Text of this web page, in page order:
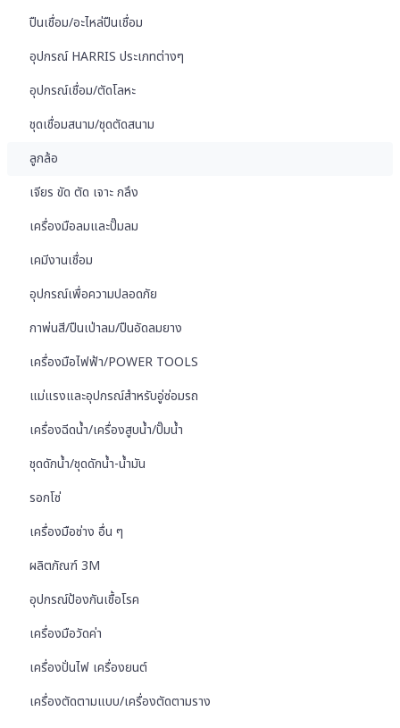
ปืนเชื่อม/อะไหล่ปืนเชื่อม
อุปกรณ์ HARRIS ประเภทต่างๆ
อุปกรณ์เชื่อม/ตัดโลหะ
ชุดเชื่อมสนาม/ชุดตัดสนาม
ลูกล้อ
เจียร ขัด ตัด เจาะ กลึง
เครื่องมือลมและปั๊มลม
เคมีงานเชื่อม
อุปกรณ์เพื่อความปลอดภัย
กาพ่นสี/ปืนเป่าลม/ปืนอัดลมยาง
เครื่องมือไฟฟ้า/POWER TOOLS
แม่แรงและอุปกรณ์สำหรับอู่ซ่อมรถ
เครื่องฉีดน้ำ/เครื่องสูบน้ำ/ปั๊มน้ำ
ชุดดักน้ำ/ชุดดักน้ำ-น้ำมัน
รอกโซ่
เครื่องมือช่าง อื่น ๆ
ผลิตภัณฑ์ 3M
อุปกรณ์ป้องกันเชื้อโรค
เครื่องมือวัดค่า
เครื่องปั่นไฟ เครื่องยนต์
เครื่องตัดตามแบบ/เครื่องตัดตามราง